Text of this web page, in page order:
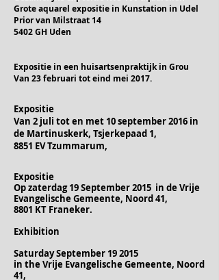
Expositie
Op zaterdag 19 September 2015 in de Vrije
Evangelische Gemeente, Noord 41,
8801 KT Franeker.
Exhibition
Saturday September 19 2015
in the Vrije Evangelische Gemeente, Noord
41,
Expositie
Van 2 juli tot en met 10 september 2016 in
de Martinuskerk, Tsjerkepaad 1,
8851 EV Tzummarum,
Grote aquarel expositie in Kunstation in Udel
Prior van Milstraat 14
5402 GH Uden
Expositie in een huisartsenpraktijk in Grou
Van 23 februari tot eind mei 2017.